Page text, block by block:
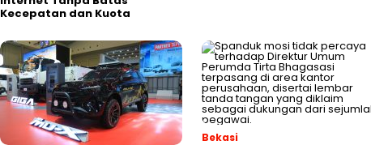
Kecepatan dan Kuota
Bekasi